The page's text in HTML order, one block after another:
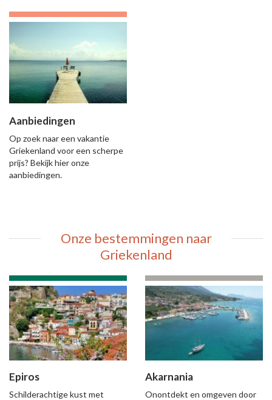
Aanbiedingen
Op zoek naar een vakantie
Griekenland voor een scherpe
prijs? Bekijk hier onze
aanbiedingen.
Onze bestemmingen naar
Griekenland
Epiros
Schilderachtige kust met
Akarnania
Onontdekt en omgeven door